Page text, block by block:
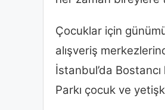
Çocuklar için
alışveriş
İstanbul’da
Parkı çocuk ve